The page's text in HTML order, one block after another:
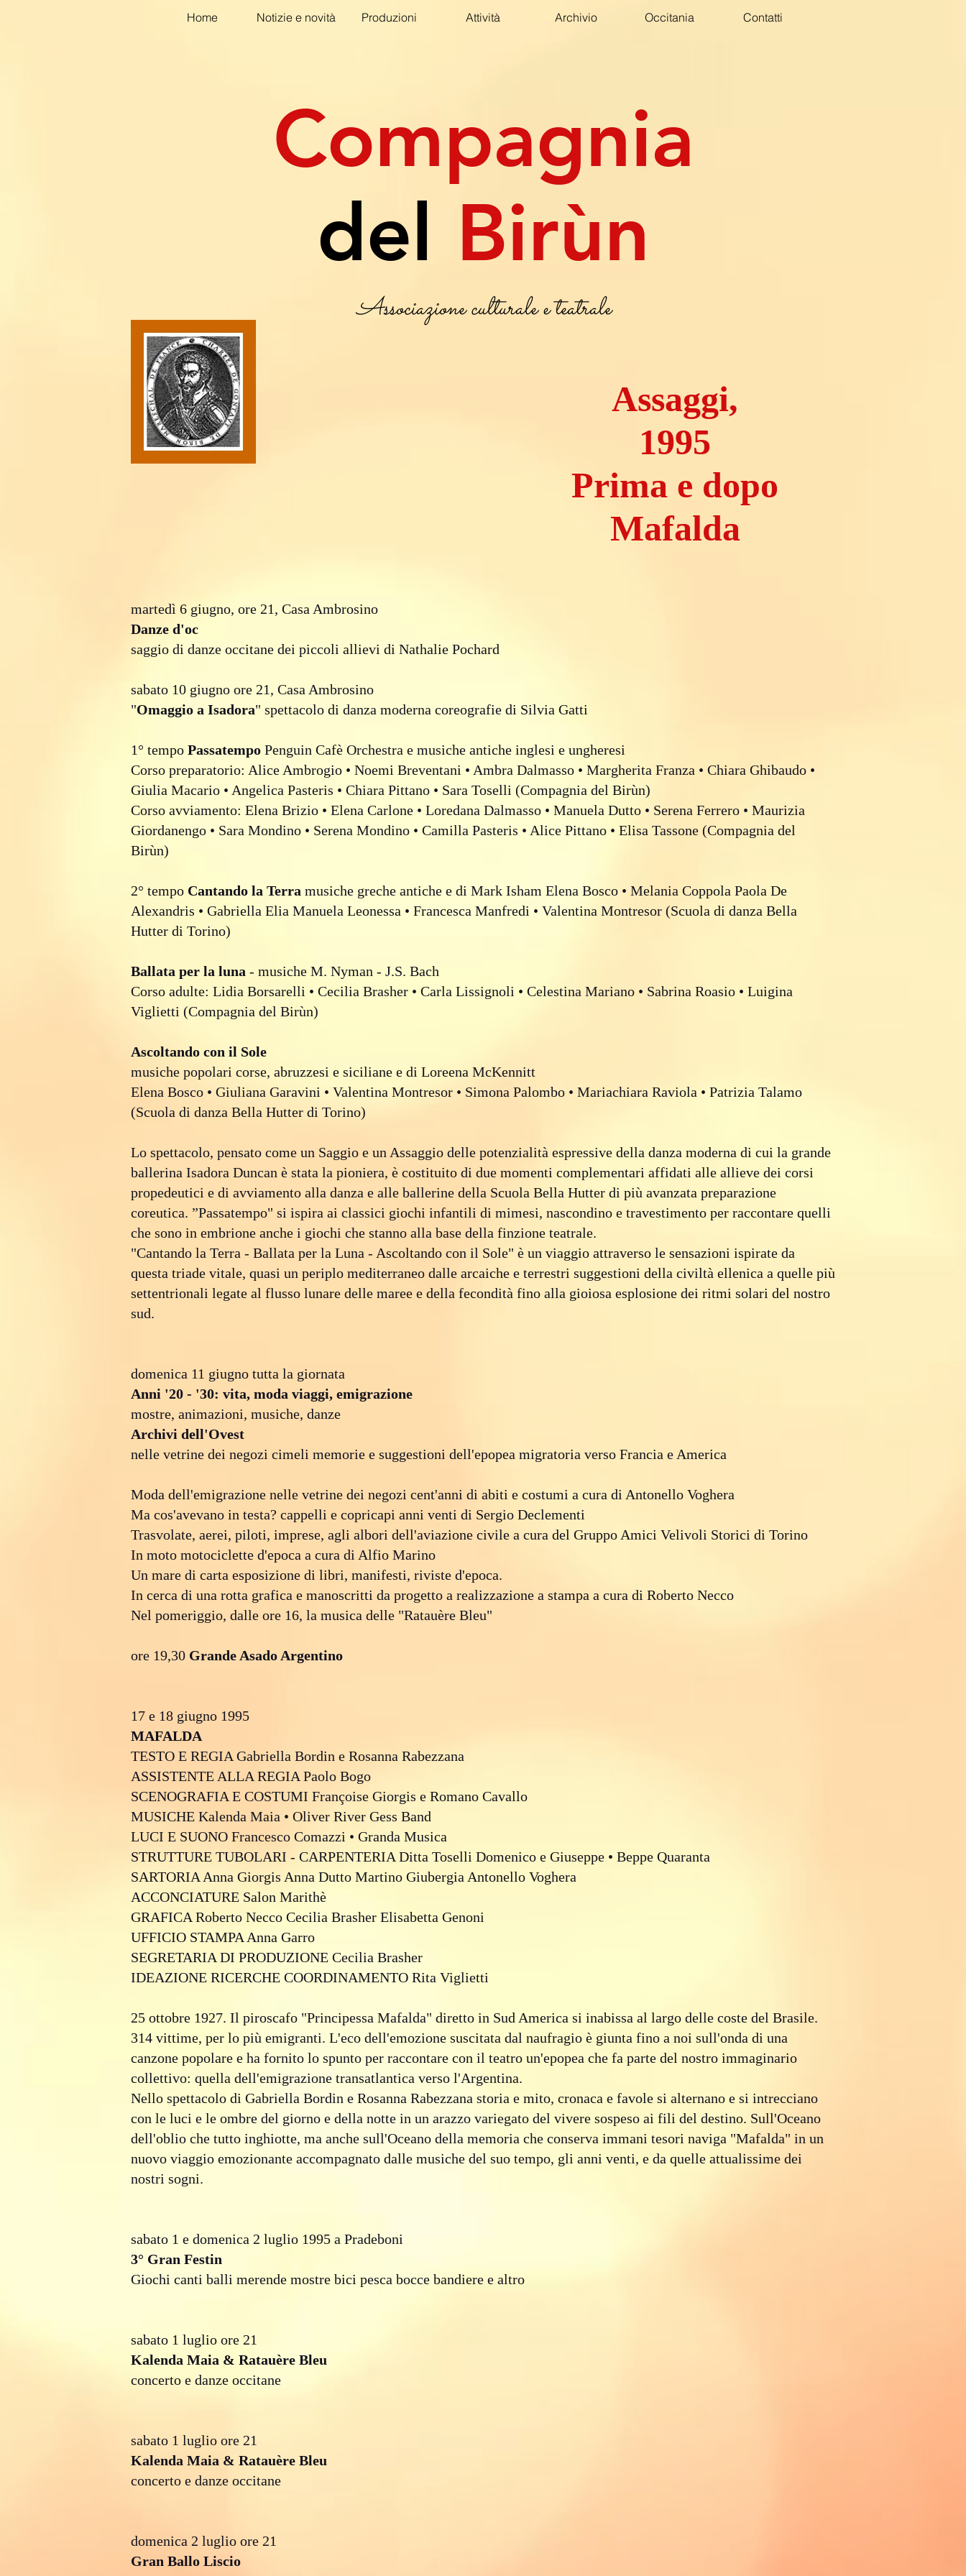
Home Notizie e novità Produzioni Attività Archivio Occitania Contatti
Assaggi,
1995
Prima e dopo
Mafalda
martedì 6 giugno, ore 21, Casa Ambrosino
Danze d'oc
saggio di danze occitane dei piccoli allievi di Nathalie Pochard
sabato 10 giugno ore 21, Casa Ambrosino
"Omaggio a Isadora" spettacolo di danza moderna coreografie di Silvia Gatti
1° tempo Passatempo Penguin Cafè Orchestra e musiche antiche inglesi e ungheresi
Corso preparatorio: Alice Ambrogio • Noemi Breventani • Ambra Dalmasso • Margherita Franza • Chiara Ghibaudo •
Giulia Macario • Angelica Pasteris • Chiara Pittano • Sara Toselli (Compagnia del Birùn)
Corso avviamento: Elena Brizio • Elena Carlone • Loredana Dalmasso • Manuela Dutto • Serena Ferrero • Maurizia
Giordanengo • Sara Mondino • Serena Mondino • Camilla Pasteris • Alice Pittano • Elisa Tassone (Compagnia del
Birùn)
2° tempo Cantando la Terra musiche greche antiche e di Mark Isham Elena Bosco • Melania Coppola Paola De
Alexandris • Gabriella Elia Manuela Leonessa • Francesca Manfredi • Valentina Montresor (Scuola di danza Bella
Hutter di Torino)
Ballata per la luna - musiche M. Nyman - J.S. Bach
Corso adulte: Lidia Borsarelli • Cecilia Brasher • Carla Lissignoli • Celestina Mariano • Sabrina Roasio • Luigina
Viglietti (Compagnia del Birùn)
Ascoltando con il Sole
musiche popolari corse, abruzzesi e siciliane e di Loreena McKennitt
Elena Bosco • Giuliana Garavini • Valentina Montresor • Simona Palombo • Mariachiara Raviola • Patrizia Talamo
(Scuola di danza Bella Hutter di Torino)
Lo spettacolo, pensato come un Saggio e un Assaggio delle potenzialità espressive della danza moderna di cui la grande
ballerina Isadora Duncan è stata la pioniera, è costituito di due momenti complementari affidati alle allieve dei corsi
propedeutici e di avviamento alla danza e alle ballerine della Scuola Bella Hutter di più avanzata preparazione
coreutica. ”Passatempo" si ispira ai classici giochi infantili di mimesi, nascondino e travestimento per raccontare quelli
che sono in embrione anche i giochi che stanno alla base della finzione teatrale.
"Cantando la Terra - Ballata per la Luna - Ascoltando con il Sole" è un viaggio attraverso le sensazioni ispirate da
questa triade vitale, quasi un periplo mediterraneo dalle arcaiche e terrestri suggestioni della civiltà ellenica a quelle più
settentrionali legate al flusso lunare delle maree e della fecondità fino alla gioiosa esplosione dei ritmi solari del nostro
sud.
domenica 11 giugno tutta la giornata
Anni '20 - '30: vita, moda viaggi, emigrazione
mostre, animazioni, musiche, danze
Archivi dell'Ovest
nelle vetrine dei negozi cimeli memorie e suggestioni dell'epopea migratoria verso Francia e America
Moda dell'emigrazione nelle vetrine dei negozi cent'anni di abiti e costumi a cura di Antonello Voghera
Ma cos'avevano in testa? cappelli e copricapi anni venti di Sergio Declementi
Trasvolate, aerei, piloti, imprese, agli albori dell'aviazione civile a cura del Gruppo Amici Velivoli Storici di Torino
In moto motociclette d'epoca a cura di Alfio Marino
Un mare di carta esposizione di libri, manifesti, riviste d'epoca.
In cerca di una rotta grafica e manoscritti da progetto a realizzazione a stampa a cura di Roberto Necco
Nel pomeriggio, dalle ore 16, la musica delle "Ratauère Bleu"
ore 19,30 Grande Asado Argentino
17 e 18 giugno 1995
MAFALDA
TESTO E REGIA Gabriella Bordin e Rosanna Rabezzana
ASSISTENTE ALLA REGIA Paolo Bogo
SCENOGRAFIA E COSTUMI Françoise Giorgis e Romano Cavallo
MUSICHE Kalenda Maia • Oliver River Gess Band
LUCI E SUONO Francesco Comazzi • Granda Musica
STRUTTURE TUBOLARI - CARPENTERIA Ditta Toselli Domenico e Giuseppe • Beppe Quaranta
SARTORIA Anna Giorgis Anna Dutto Martino Giubergia Antonello Voghera
ACCONCIATURE Salon Marithè
GRAFICA Roberto Necco Cecilia Brasher Elisabetta Genoni
UFFICIO STAMPA Anna Garro
SEGRETARIA DI PRODUZIONE Cecilia Brasher
IDEAZIONE RICERCHE COORDINAMENTO Rita Viglietti
25 ottobre 1927. Il piroscafo "Principessa Mafalda" diretto in Sud America si inabissa al largo delle coste del Brasile.
314 vittime, per lo più emigranti. L'eco dell'emozione suscitata dal naufragio è giunta fino a noi sull'onda di una
canzone popolare e ha fornito lo spunto per raccontare con il teatro un'epopea che fa parte del nostro immaginario
collettivo: quella dell'emigrazione transatlantica verso l'Argentina.
Nello spettacolo di Gabriella Bordin e Rosanna Rabezzana storia e mito, cronaca e favole si alternano e si intrecciano
con le luci e le ombre del giorno e della notte in un arazzo variegato del vivere sospeso ai fili del destino. Sull'Oceano
dell'oblio che tutto inghiotte, ma anche sull'Oceano della memoria che conserva immani tesori naviga "Mafalda" in un
nuovo viaggio emozionante accompagnato dalle musiche del suo tempo, gli anni venti, e da quelle attualissime dei
nostri sogni.
sabato 1 e domenica 2 luglio 1995 a Pradeboni
3° Gran Festin
Giochi canti balli merende mostre bici pesca bocce bandiere e altro
sabato 1 luglio ore 21
Kalenda Maia & Ratauère Bleu
concerto e danze occitane
sabato 1 luglio ore 21
Kalenda Maia & Ratauère Bleu
concerto e danze occitane
domenica 2 luglio ore 21
Gran Ballo Liscio
Associazione culturale e teatrale
Compagnia
del Birùn